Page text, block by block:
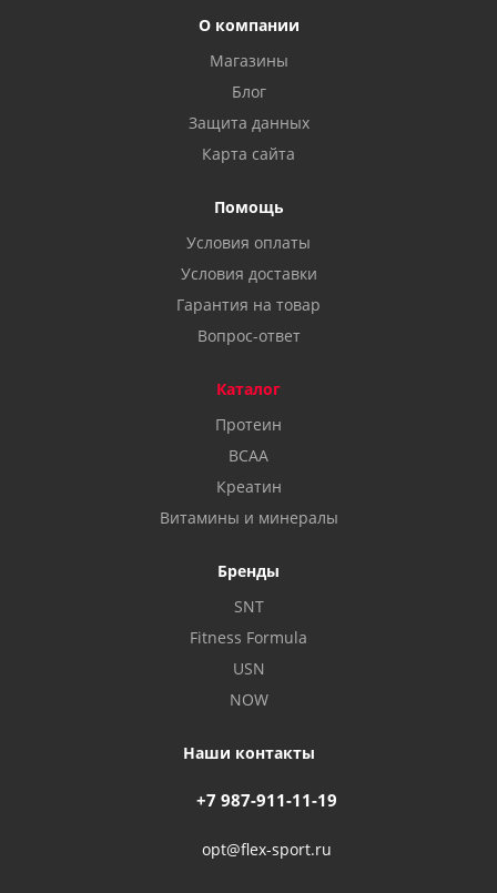
О компании
Магазины
Блог
Защита данных
Карта сайта
Помощь
Условия оплаты
Условия доставки
Гарантия на товар
Вопрос-ответ
Каталог
Протеин
BCAA
Креатин
Витамины и минералы
Бренды
SNT
Fitness Formula
USN
NOW
Наши контакты
+7 987-911-11-19
opt@flex-sport.ru